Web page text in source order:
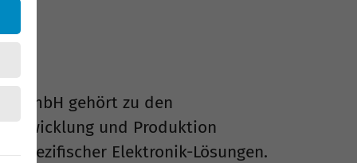
GmbH gehört zu den
Entwicklung und Produktion
Elektronik-Lösungen.